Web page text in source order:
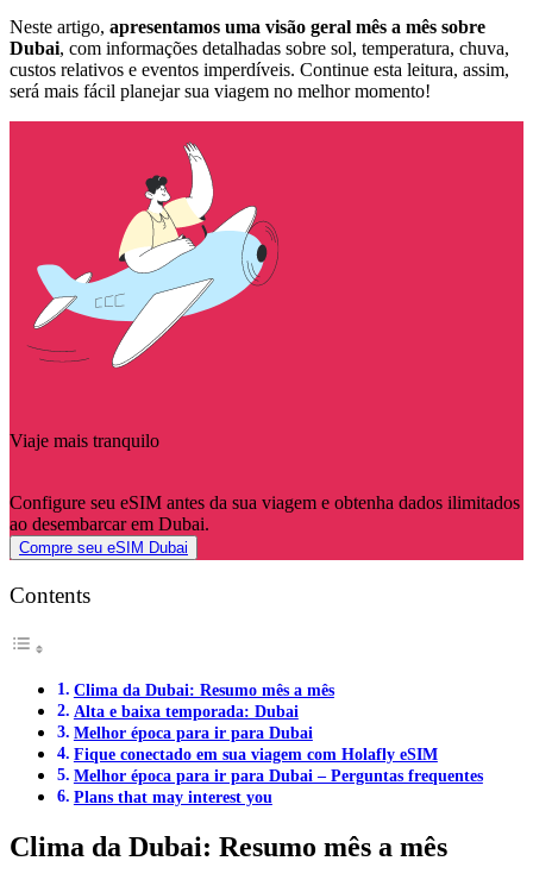
Neste artigo, apresentamos uma visão geral mês a mês sobre
Dubai, com informações detalhadas sobre sol, temperatura, chuva,
custos relativos e eventos imperdíveis. Continue esta leitura, assim,
será mais fácil planejar sua viagem no melhor momento!
Viaje mais tranquilo
Configure seu eSIM antes da sua viagem e obtenha dados ilimitados
ao desembarcar em Dubai.
Compre seu eSIM Dubai
Contents
Clima da Dubai: Resumo mês a mês
Alta e baixa temporada: Dubai
Melhor época para ir para Dubai
Fique conectado em sua viagem com Holafly eSIM
Melhor época para ir para Dubai – Perguntas frequentes
Plans that may interest you
Clima da Dubai: Resumo mês a mês